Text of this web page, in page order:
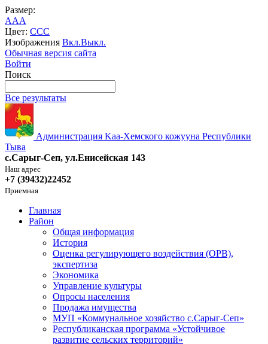
Размер:
AAA
Цвет: CCC
Изображения Вкл.Выкл.
Обычная версия сайта
Войти
Поиск
Все результаты
Администрация Kaa-Хемского кожууна Республики
Тыва
с.Сарыг-Сеп, ул.Енисейская 143
Наш адрес
+7 (39432)22452
Приемная
Главная
Район
Общая информация
История
Оценка регулирующего воздействия (ОРВ),
экспертиза
Экономика
Управление культуры
Опросы населения
Продажа имущества
МУП «Коммунальное хозяйство с.Сарыг-Сеп»
Республиканская программа «Устойчивое
развитие сельских территорий»